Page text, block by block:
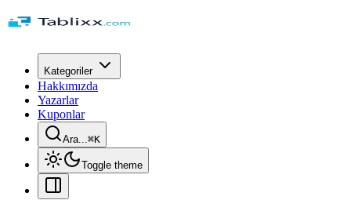
Kategoriler
Hakkımızda
Yazarlar
Kuponlar
Ara...⌘K
Toggle theme